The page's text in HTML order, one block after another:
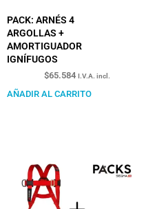
PACK: ARNÉS 4
ARGOLLAS +
AMORTIGUADOR
IGNÍFUGOS
$65.584 I.V.A. incl.
AÑADIR AL CARRITO